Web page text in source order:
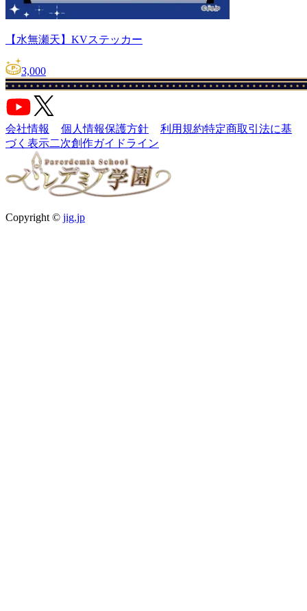
【水無瀬天】KVステッカー
3,000
会社情報 個人情報保護方針 利用規約特定商取引法に基
づく表示二次創作ガイドライン
Copyright © jig.jp